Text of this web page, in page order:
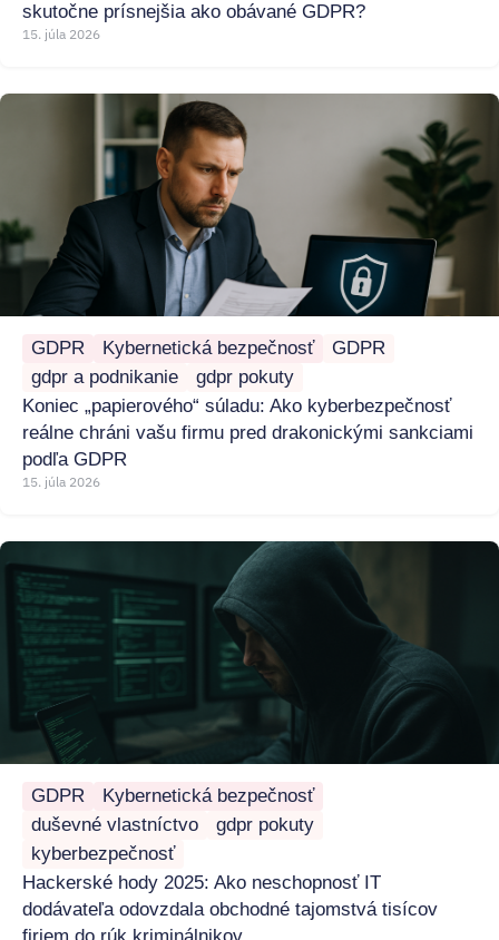
skutočne prísnejšia ako obávané GDPR?
15. júla 2026
GDPR Kybernetická bezpečnosť
GDPR
gdpr a podnikanie
gdpr pokuty
Koniec „papierového“ súladu: Ako kyberbezpečnosť
reálne chráni vašu firmu pred drakonickými sankciami
podľa GDPR
15. júla 2026
GDPR
Kybernetická bezpečnosť
duševné vlastníctvo
gdpr pokuty
kyberbezpečnosť
Hackerské hody 2025: Ako neschopnosť IT
dodávateľa odovzdala obchodné tajomstvá tisícov